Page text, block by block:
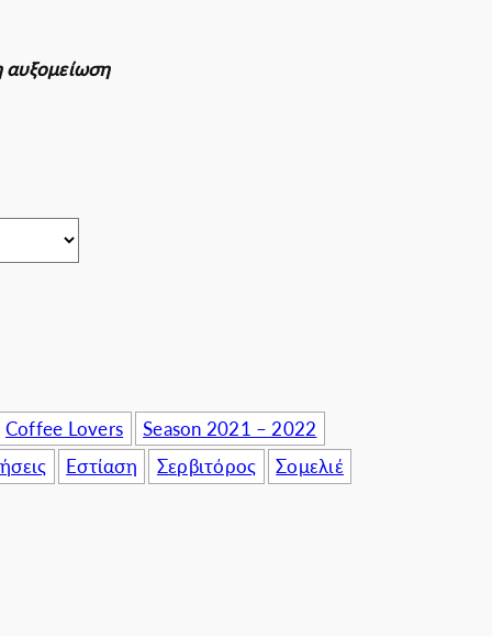
αυξομείωση
Coffee Lovers
Season 2021 – 2022
Εστίαση Σερβιτόρος
Σομελιέ